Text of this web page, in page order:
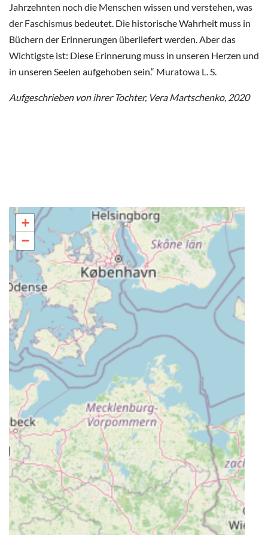
Jahrzehnten noch die Menschen wissen und verstehen, was
der Faschismus bedeutet. Die historische Wahrheit muss in
Büchern der Erinnerungen überliefert werden. Aber das
Wichtigste ist: Diese Erinnerung muss in unseren Herzen und
in unseren Seelen aufgehoben sein.“ Muratowa L. S.
Aufgeschrieben von ihrer Tochter, Vera Martschenko, 2020
+
−